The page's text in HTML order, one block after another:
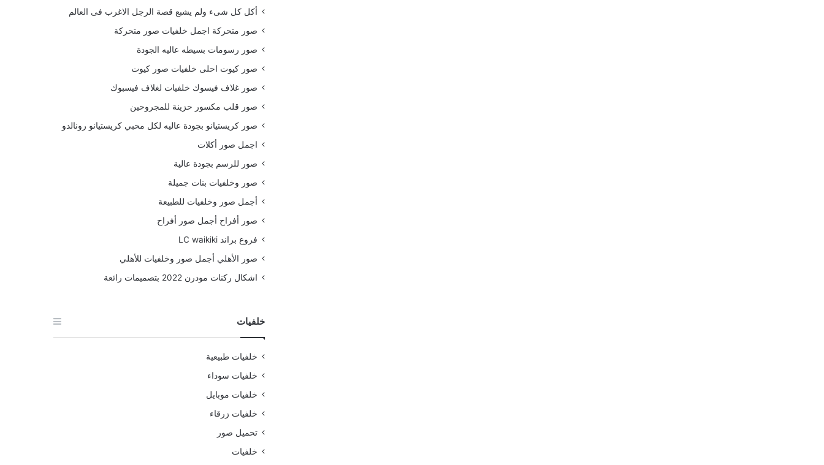
أكل كل شىء ولم يشبع قصة الرجل الاغرب فى العالم
صور متحركة اجمل خلفيات صور متحركة
صور رسومات بسيطه عاليه الجودة
صور كيوت احلى خلفيات صور كيوت
صور غلاف فيسوك خلفيات لغلاف فيسبوك
صور قلب مكسور حزينة للمجروحين
صور كريستيانو بجودة عاليه لكل محبي كريستيانو رونالدو
اجمل صور أكلات
صور للرسم بجودة عالية
صور وخلفيات بنات جميلة
أجمل صور وخلفيات للطبيعة
صور أفراح أجمل صور أفراح
فروع براند LC waikiki
صور الأهلي أجمل صور وخلفيات للأهلي
اشكال ركنات مودرن 2022 بتصميمات رائعة
خلفيات
خلفيات طبيعية
خلفيات سوداء
خلفيات موبايل
خلفيات زرقاء
تحميل صور
خلفيات